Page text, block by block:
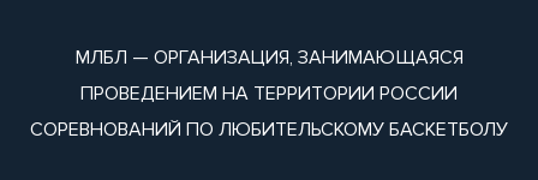
МЛБЛ — ОРГАНИЗАЦИЯ, ЗАНИМАЮЩАЯСЯ
ПРОВЕДЕНИЕМ НА ТЕРРИТОРИИ РОССИИ
СОРЕВНОВАНИЙ ПО ЛЮБИТЕЛЬСКОМУ БАСКЕТБОЛУ